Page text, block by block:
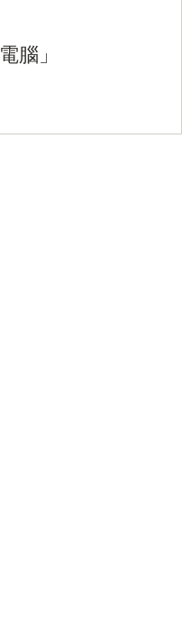
腦」